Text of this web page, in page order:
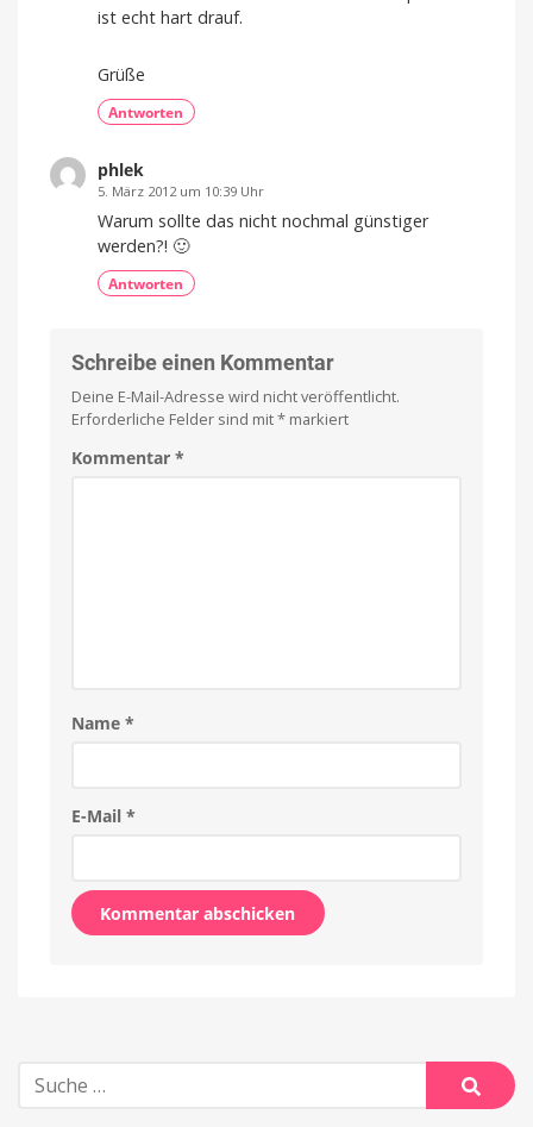
ist echt hart drauf.
Grüße
Antworten
phlek
5. März 2012 um 10:39 Uhr
Warum sollte das nicht nochmal günstiger
werden?! 🙂
Antworten
Schreibe einen Kommentar
Deine E-Mail-Adresse wird nicht veröffentlicht.
Erforderliche Felder sind mit* markiert
Kommentar *
Name *
E-Mail *
Suche
nach:
Suche